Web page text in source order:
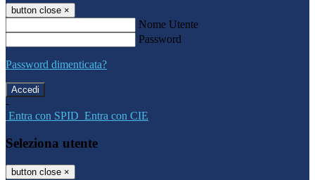
button close ×
Nome Utente
Password
Password dimenticata?
-
Entra con SPID Entra con CIE
Seleziona utente
button close ×